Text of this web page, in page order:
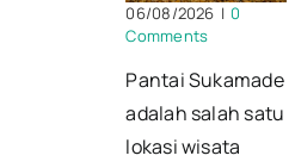
06/08/2026 | 0
Comments
Pantai Sukamade
adalah salah satu
lokasi wisata